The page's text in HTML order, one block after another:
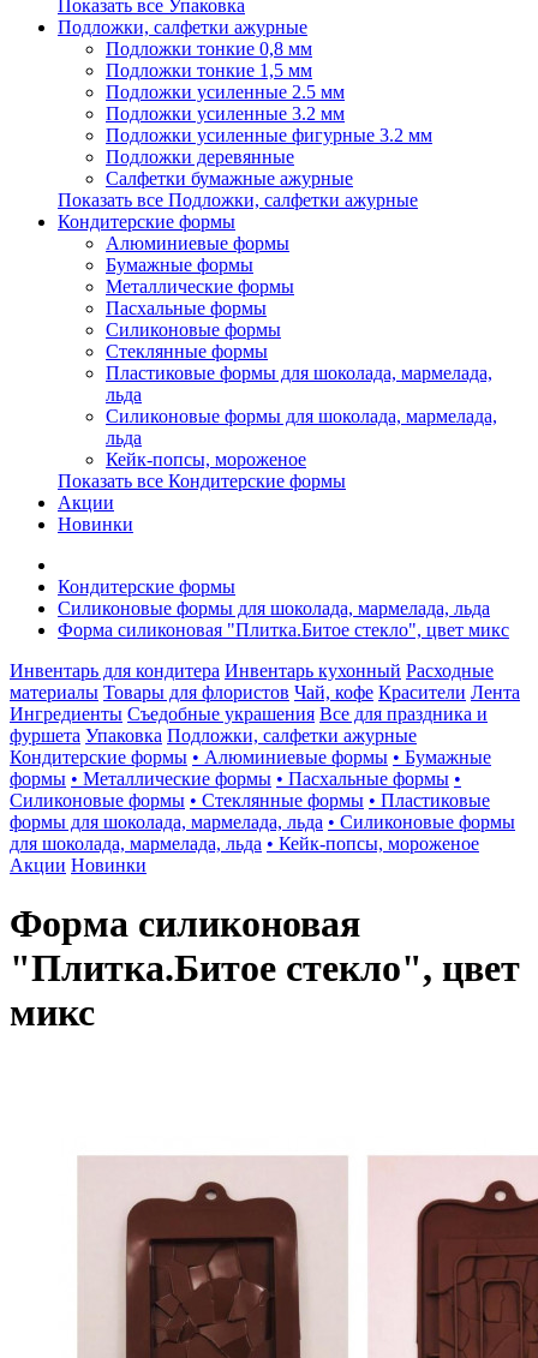
Показать все Упаковка
Подложки, салфетки ажурные
Подложки тонкие 0,8 мм
Подложки тонкие 1,5 мм
Подложки усиленные 2.5 мм
Подложки усиленные 3.2 мм
Подложки усиленные фигурные 3.2 мм
Подложки деревянные
Салфетки бумажные ажурные
Показать все Подложки, салфетки ажурные
Кондитерские формы
Алюминиевые формы
Бумажные формы
Металлические формы
Пасхальные формы
Силиконовые формы
Стеклянные формы
Пластиковые формы для шоколада, мармелада,
льда
Силиконовые формы для шоколада, мармелада,
льда
Кейк-попсы, мороженое
Показать все Кондитерские формы
Акции
Новинки
Кондитерские формы
Силиконовые формы для шоколада, мармелада, льда
Форма силиконовая "Плитка.Битое стекло", цвет микс
Инвентарь для кондитера Инвентарь кухонный Расходные
материалы Товары для флористов Чай, кофе Красители Лента
Ингредиенты Съедобные украшения Все для праздника и
фуршета Упаковка Подложки, салфетки ажурные
Кондитерские формы • Алюминиевые формы • Бумажные
формы • Металлические формы • Пасхальные формы •
Силиконовые формы • Стеклянные формы • Пластиковые
формы для шоколада, мармелада, льда • Силиконовые формы
для шоколада, мармелада, льда • Кейк-попсы, мороженое
Акции Новинки
Форма силиконовая
"Плитка.Битое стекло", цвет
микс